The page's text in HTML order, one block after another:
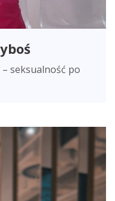
seksualność po